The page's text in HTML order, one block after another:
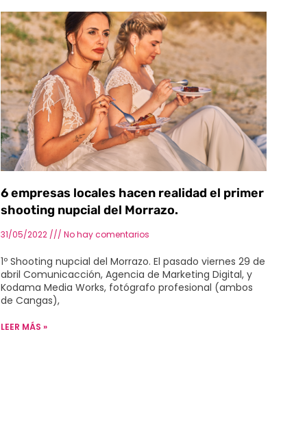
6 empresas locales hacen realidad el primer
shooting nupcial del Morrazo.
31/05/2022 No hay comentarios
1º Shooting nupcial del Morrazo. El pasado viernes 29 de
abril Comunicacción, Agencia de Marketing Digital, y
Kodama Media Works, fotógrafo profesional (ambos
de Cangas),
LEER MÁS »